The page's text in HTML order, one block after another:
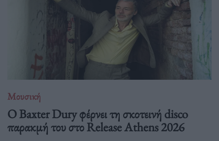
Μουσική
Ο Baxter Dury φέρνει τη σκοτεινή disco
παρακμή του στο Release Athens 2026